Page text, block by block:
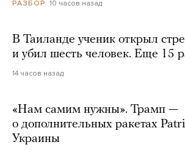
РАЗБОР 10 часов назад
В Таиланде ученик открыл
и убил шесть человек. Еще 15
14 часов назад
«Нам самим нужны». Трамп —
о дополнительных ракетах
Украины